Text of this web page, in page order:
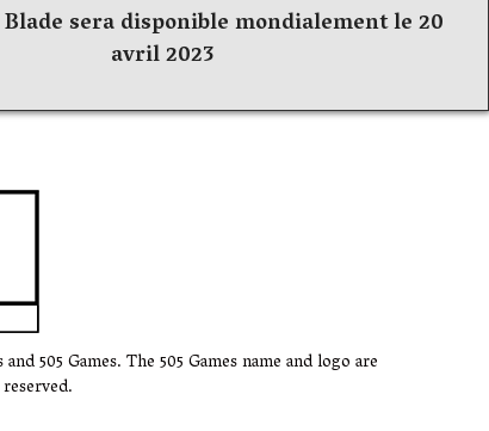
sera disponible mondialement le 20
avril 2023
505 Games. The 505 Games name and logo are